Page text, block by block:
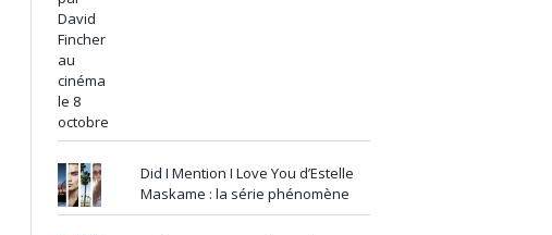
Did I Mention I Love You d’Estelle
Maskame : la série phénomène